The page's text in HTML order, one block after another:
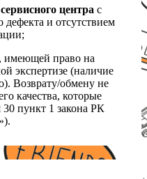
центра с
дефекта и отсутствием
, имеющей право на
экспертизе (наличие
Возврату/обмену не
качества, которые
пункт 1 закона РК